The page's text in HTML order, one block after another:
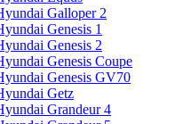
Galloper 2
Genesis 1
Genesis 2
Genesis Coupe
Genesis GV70
Getz
Grandeur 4